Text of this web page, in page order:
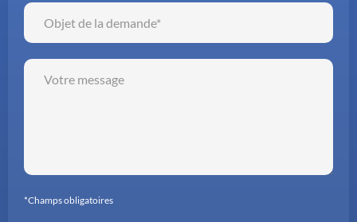
*Champs obligatoires